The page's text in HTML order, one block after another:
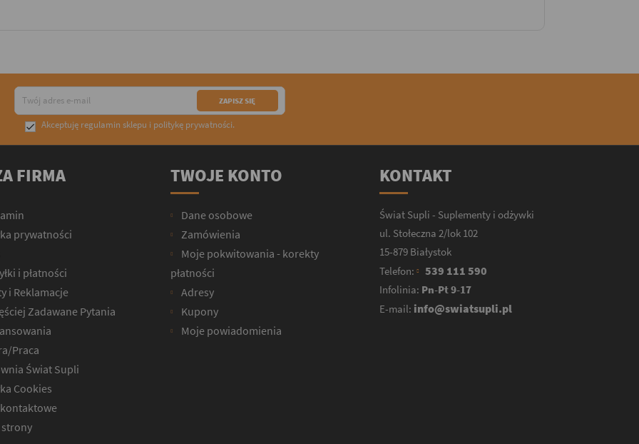
 Akceptuję regulamin sklepu i politykę prywatności.
FIRMA
prywatności
i płatności
i Reklamacje
Zadawane Pytania
Praca
Świat Supli
Cookies
strony
TWOJE KONTO
Dane osobowe
Zamówienia
Moje pokwitowania - korekty
płatności
Adresy
Kupony
Moje powiadomienia
KONTAKT
Świat Supli - Suplementy i odżywki
ul. Stołeczna 2/lok 102
15-879 Białystok
Telefon:
539 111 590
Infolinia: Pn-Pt 9-17
E-mail: info@swiatsupli.pl